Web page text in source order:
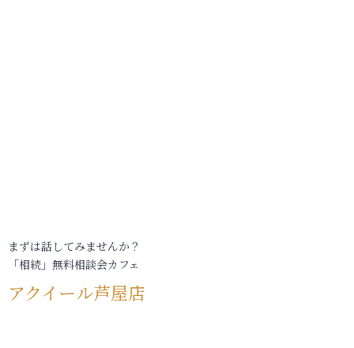
まずは話してみませんか？
「相続」無料相談会カフェ
アクイール芦屋店